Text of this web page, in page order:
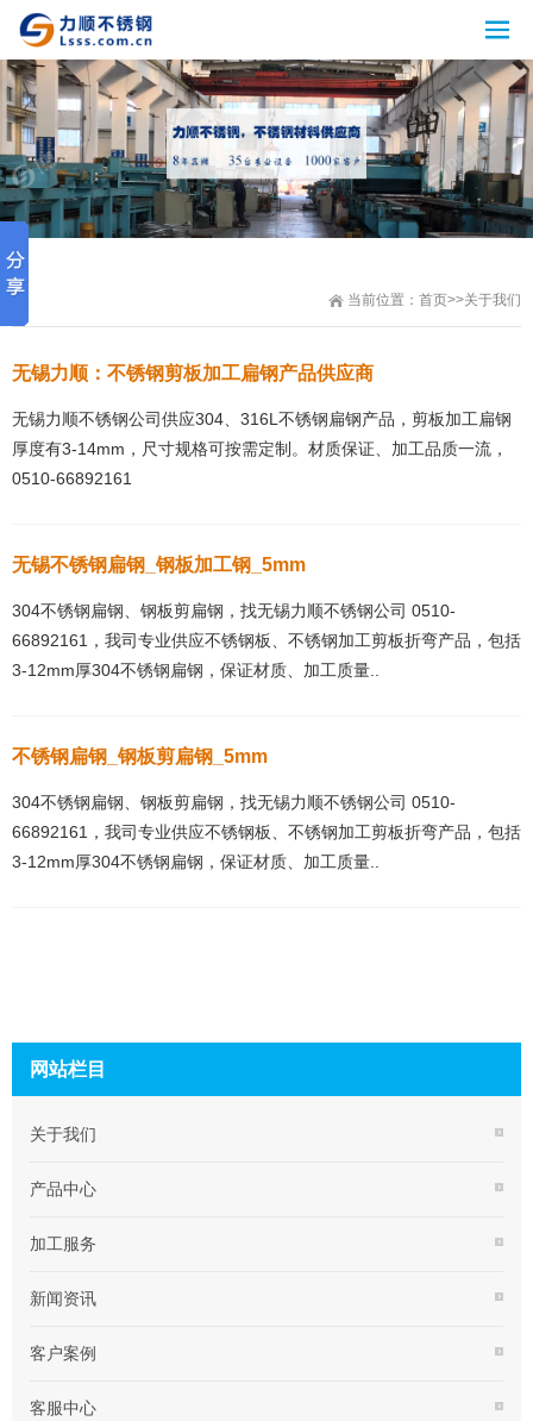
当前位置： 首页>>关于我们
无锡力顺：不锈钢剪板加工扁钢产品供应商
无锡力顺不锈钢公司供应304、316L不锈钢扁钢产品，剪板加工扁钢
厚度有3-14mm，尺寸规格可按需定制。材质保证、加工品质一流，
0510-66892161
无锡不锈钢扁钢_钢板加工钢_5mm
304不锈钢扁钢、钢板剪扁钢，找无锡力顺不锈钢公司 0510-
66892161，我司专业供应不锈钢板、不锈钢加工剪板折弯产品，包括
3-12mm厚304不锈钢扁钢，保证材质、加工质量..
不锈钢扁钢_钢板剪扁钢_5mm
304不锈钢扁钢、钢板剪扁钢，找无锡力顺不锈钢公司 0510-
66892161，我司专业供应不锈钢板、不锈钢加工剪板折弯产品，包括
3-12mm厚304不锈钢扁钢，保证材质、加工质量..
网站栏目
关于我们
产品中心
加工服务
新闻资讯
客户案例
客服中心